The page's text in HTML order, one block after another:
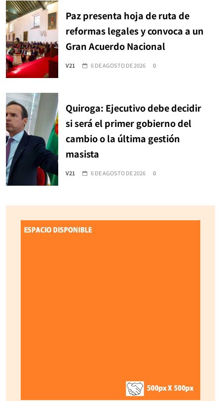
Paz presenta hoja de ruta de
reformas legales y convoca a un
Gran Acuerdo Nacional
V21 6 DE AGOSTO DE 2026 0
Quiroga: Ejecutivo debe decidir
si será el primer gobierno del
cambio o la última gestión
masista
V21 6 DE AGOSTO DE 2026 0